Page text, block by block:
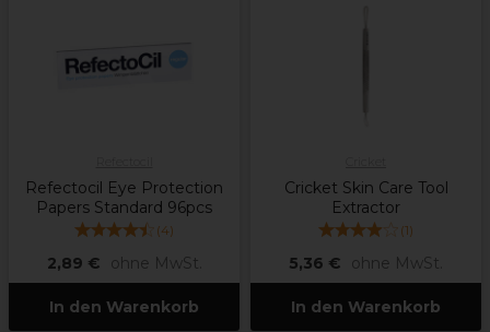
Refectocil Eye Protection
Papers Standard 96pcs
(4)
2,89 € ohne MwSt.
In den Warenkorb
Cricket Skin Care Tool
Extractor
(1)
5,36 € ohne MwSt.
In den Warenkorb